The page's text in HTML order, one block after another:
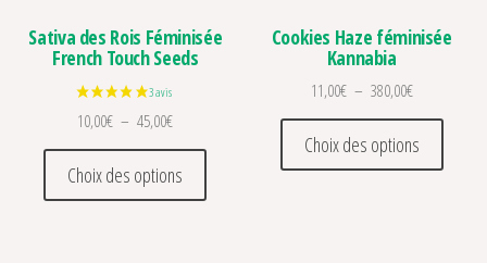
Sativa des Rois Féminisée
French Touch Seeds
10,00€ – 45,00€Plage de prix : 10,00€ à 45,00€
Choix des options
Ce produit a plusieurs variations. Les
Cookies Haze féminisée
Kannabia
11,00€ – 380,00€Plage de
Choix des options
Ce